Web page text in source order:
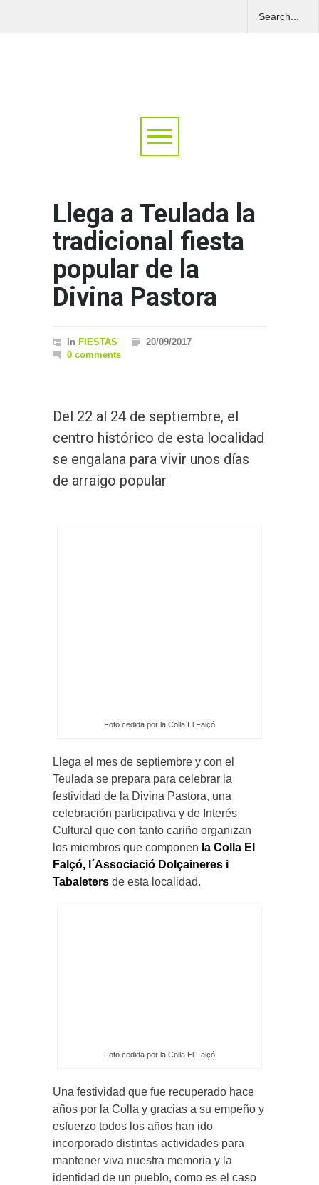
Llega a Teulada la
tradicional fiesta
popular de la
Divina Pastora
In FIESTAS
20/09/2017
0 comments
Del 22 al 24 de septiembre, el
centro histórico de esta localidad
se engalana para vivir unos días
de arraigo popular
Foto cedida por la Colla El Falçó
Llega el mes de septiembre y con el
Teulada se prepara para celebrar la
festividad de la Divina Pastora, una
celebración participativa y de Interés
Cultural que con tanto cariño organizan
los miembros que componen la Colla El
Falçó, l´Associació Dolçaineres i
Tabaleters de esta localidad.
Foto cedida por la Colla El Falçó
Una festividad que fue recuperado hace
años por la Colla y gracias a su empeño y
esfuerzo todos los años han ido
incorporado distintas actividades para
mantener viva nuestra memoria y la
identidad de un pueblo, como es el caso